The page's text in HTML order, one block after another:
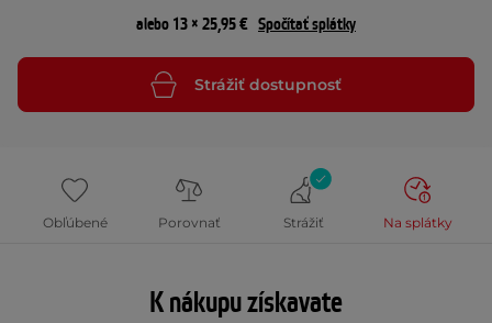
alebo 13 × 25,95 € Spočítať splátky
Strážiť dostupnosť
Obľúbené Porovnať Strážiť Na splátky
K nákupu získavate